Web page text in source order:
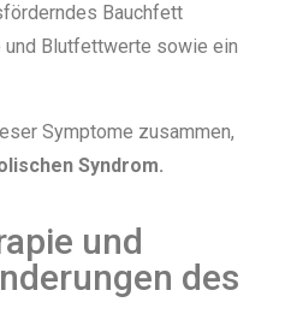
Bauchfett
und Blutfettwerte sowie ein
Symptome zusammen,
Syndrom.
und
des